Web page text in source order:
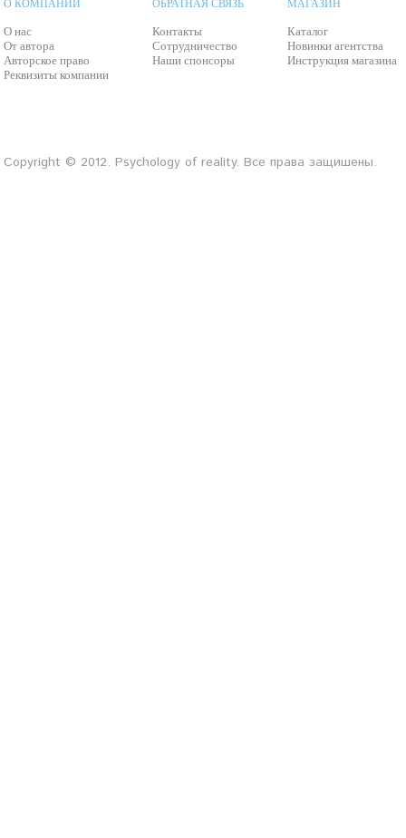
О КОМПАНИИ
О нас
От автора
Авторское право
Реквизиты компании
ОБРАТНАЯ СВЯЗЬ
Контакты
Сотрудничество
Наши спонсоры
МАГАЗИН
Каталог
Новинки агентства
Инструкция магазина
Copyright © 2012. Psychology of reality. Все права защишены.